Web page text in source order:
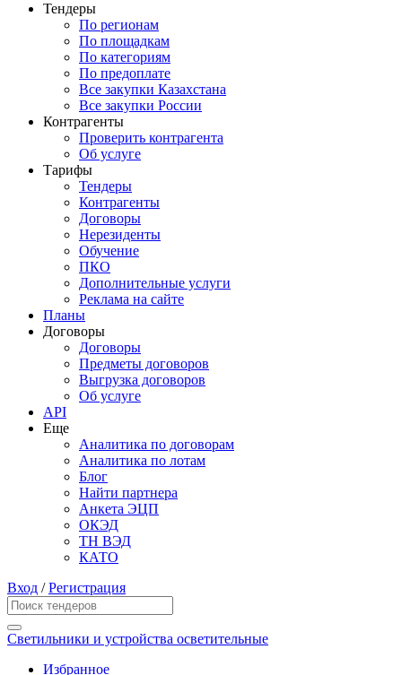
Тендеры
По регионам
По площадкам
По категориям
По предоплате
Все закупки Казахстана
Все закупки России
Контрагенты
Проверить контрагента
Об услуге
Тарифы
Тендеры
Контрагенты
Договоры
Нерезиденты
Обучение
ПКО
Дополнительные услуги
Реклама на сайте
Планы
Договоры
Договоры
Предметы договоров
Выгрузка договоров
Об услуге
API
Еще
Аналитика по договорам
Аналитика по лотам
Блог
Найти партнера
Анкета ЭЦП
ОКЭД
ТН ВЭД
КАТО
Вход /Регистрация
Светильники и устройства осветительные
Избранное